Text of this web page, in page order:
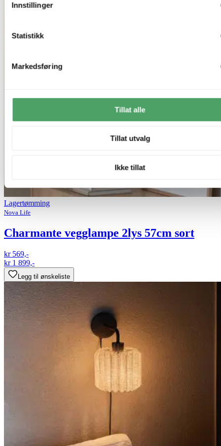
Innstillinger
Statistikk
Markedsføring
Tillat alle
Tillat utvalg
Ikke tillat
Lagertømming
Nova Life
Charmante vegglampe 2lys 57cm sort
kr 569,-
kr 1 899,-
Legg til ønskeliste